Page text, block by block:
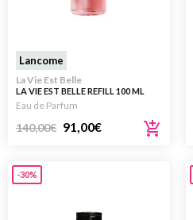
Lancome
La Vie Est Belle
LA VIE EST BELLE REFILL 100 ML
Eau de Parfum
140,00€ 91,00€
-30%